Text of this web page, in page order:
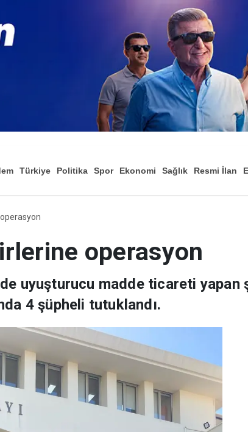
Türkiye Politika Spor Ekonomi Sağlık Resmi İlan
operasyon
uyuşturucu madde ticareti yapan
4 şüpheli tutuklandı.